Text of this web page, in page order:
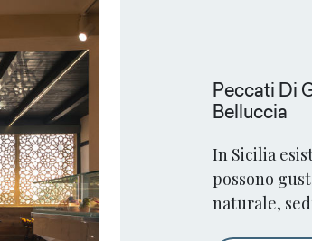
Peccati Di
Belluccia
In Sicilia
possono
naturale,